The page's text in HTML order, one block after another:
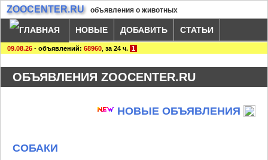
ZOOCENTER.RU объявления о животных
НОВЫЕ ДОБАВИТЬ СТАТЬИ
09.08.26 - объявлений: 68960 за 24 ч. 1
ОБЪЯВЛЕНИЯ ZOOCENTER.RU
НОВЫЕ ОБЪЯВЛЕНИЯ
СОБАКИ